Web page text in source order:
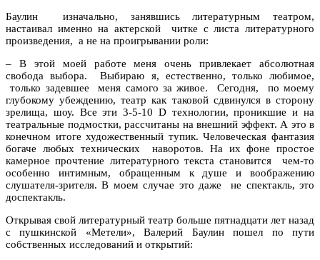
Баулин изначально, занявшись литературным театром,
настаивал именно на актерской читке с листа литературного
произведения, а не на проигрывании роли:
– В этой моей работе меня очень привлекает абсолютная
свобода выбора. Выбираю я, естественно, только любимое,
только задевшее меня самого за живое. Сегодня, по моему
глубокому убеждению, театр как таковой сдвинулся в сторону
зрелища, шоу. Все эти 3-5-10 D технологии, проникшие и на
театральные подмостки, рассчитаны на внешний эффект. А это в
конечном итоге художественный тупик. Человеческая фантазия
богаче любых технических наворотов. На их фоне простое
камерное прочтение литературного текста становится чем-то
особенно интимным, обращенным к душе и воображению
слушателя-зрителя. В моем случае это даже не спектакль, это
доспектакль.
Открывая свой литературный театр больше пятнадцати лет назад
с пушкинской «Метели», Валерий Баулин пошел по пути
собственных исследований и открытий: